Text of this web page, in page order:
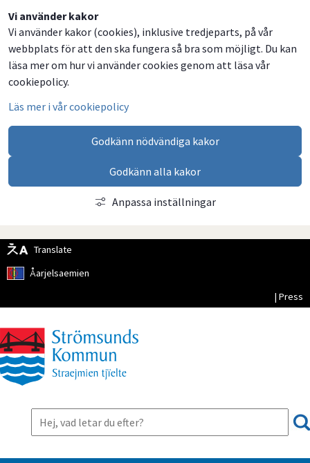
Vi använder kakor
Vi använder kakor (cookies), inklusive tredjeparts, på vår
webbplats för att den ska fungera så bra som möjligt. Du kan
läsa mer om hur vi använder cookies genom att läsa vår
cookiepolicy.
Läs mer i vår cookiepolicy
Godkänn nödvändiga kakor
Godkänn alla kakor
Anpassa inställningar
Translate
Åarjelsaemien
| Press
Dela
på
Facebook
Dela
på
Twitter
Dela
på
LinkedIn
Dela
via
email